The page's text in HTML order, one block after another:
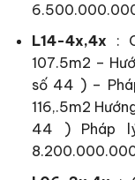
L14-4x,4x :
107.5m2 –
số 44 ) –
116,.5m2
44 ) Pháp